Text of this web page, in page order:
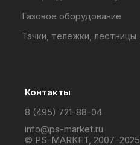
Газовое оборудование
Тачки, тележки, лестницы
Контакты
8 (495) 721-88-04
info@ps-market.ru
© PS-MARKET, 2007–2025